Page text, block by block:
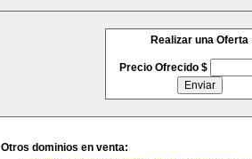
Realizar una Oferta
Precio Ofrecido $
Otros dominios en venta: